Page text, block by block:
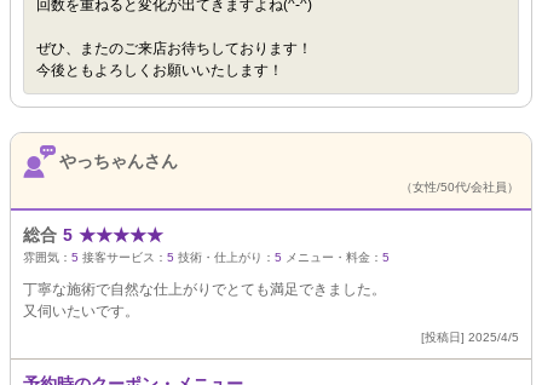
回数を重ねると変化が出てきますよね(^-^)
ぜひ、またのご来店お待ちしております！
今後ともよろしくお願いいたします！
やっちゃんさん
（女性/50代/会社員）
総合 5 ★★★★★
雰囲気： 5 接客サービス： 5 技術・仕上がり： 5 メニュー・料金： 5
丁寧な施術で自然な仕上がりでとても満足できました。
又伺いたいです。
[投稿日] 2025/4/5